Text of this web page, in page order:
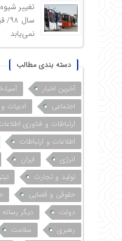
تغییر
نمی‌یابد
دسته بندی مطالب
آخرین اخبار
اجتماعی
ادبیات
ارتباطات و فناوری
اطلاعات و ارتباطات
انرژی
ایران
تولید و تجارت
حقوقی و قضایی
دولت
دیگر رسانه
رهبری
سلامت